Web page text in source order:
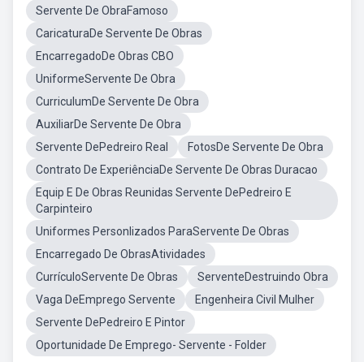
Servente De ObraFamoso
CaricaturaDe Servente De Obras
EncarregadoDe Obras CBO
UniformeServente De Obra
CurriculumDe Servente De Obra
AuxiliarDe Servente De Obra
Servente DePedreiro Real
FotosDe Servente De Obra
Contrato De ExperiênciaDe Servente De Obras Duracao
Equip E De Obras Reunidas Servente DePedreiro E
Carpinteiro
Uniformes Personlizados ParaServente De Obras
Encarregado De ObrasAtividades
CurrículoServente De Obras
ServenteDestruindo Obra
Vaga DeEmprego Servente
Engenheira Civil Mulher
Servente DePedreiro E Pintor
Oportunidade De Emprego- Servente - Folder